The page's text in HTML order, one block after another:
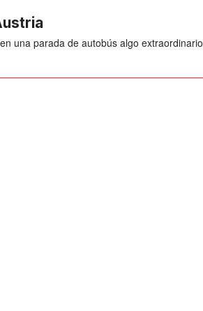
una parada de autobús algo extraordinario